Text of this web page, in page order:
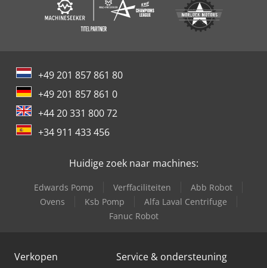
+49 201 857 861 80
+49 201 857 861 0
+44 20 331 800 72
+34 911 433 456
Huidige zoek naar machines:
Edwards Pomp Verffaciliteiten
Abb Robot
Ovens
Ksb Pomp
Alfa Laval Centrifuge
Fanuc Robot
Verkopen Service & ondersteuning